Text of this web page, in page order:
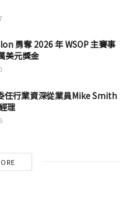
勇奪 2026 年 WSOP 主賽事
美元獎金
行業資深從業員Mike Smith
理